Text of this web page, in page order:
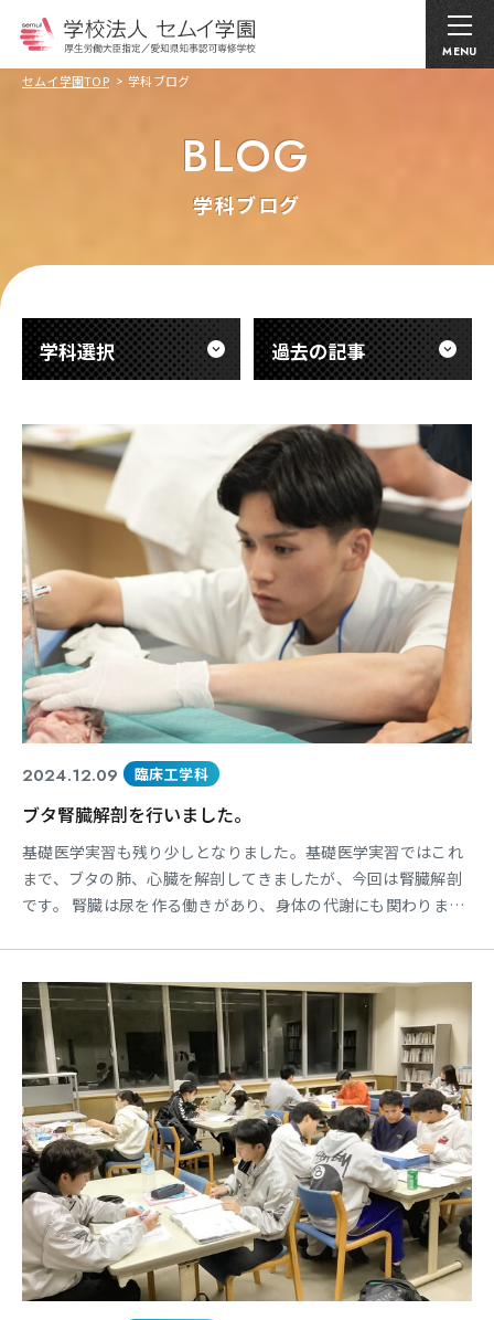
MENU
セムイ学園TOP 学科ブログ
BLOG
学科ブログ
学科選択 過去の記事
2024.12.09 臨床工学科
ブタ腎臓解剖を行いました。
基礎医学実習も残り少しとなりました。基礎医学実習ではこれ
まで、ブタの肺、心臓を解剖してきましたが、今回は腎臓解剖
です。 腎臓は尿を作る働きがあり、身体の代謝にも関わりま
い。